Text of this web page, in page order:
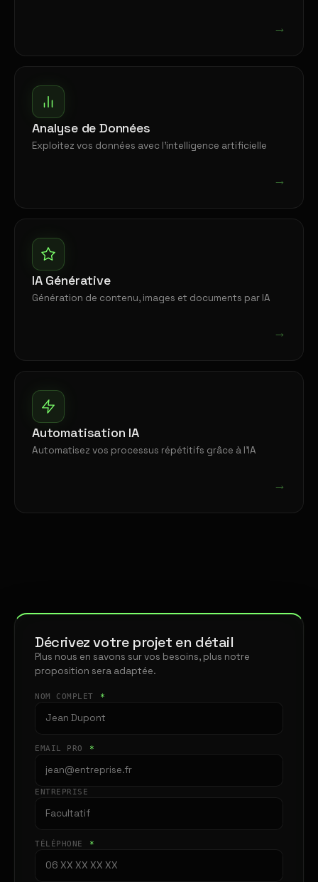
→
Analyse de Données
Exploitez vos données avec l'intelligence artificielle
→
IA Générative
Génération de contenu, images et documents par IA
→
Automatisation IA
Automatisez vos processus répétitifs grâce à l'IA
→
Décrivez votre projet en détail
Plus nous en savons sur vos besoins, plus notre
proposition sera adaptée.
NOM COMPLET *
EMAIL PRO *
ENTREPRISE
TÉLÉPHONE *